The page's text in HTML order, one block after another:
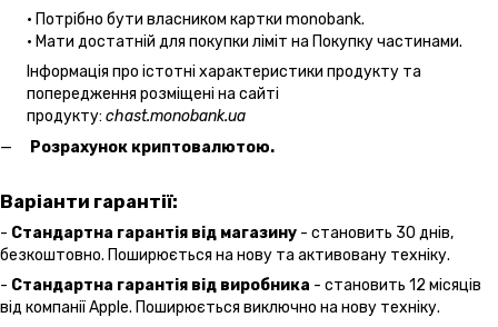
• Потрібно бути власником картки monobank.
• Мати достатній для покупки ліміт на Покупку частинами.
Інформація про істотні характеристики продукту та
попередження розміщені на сайті
продукту: chast.monobank.ua
Розрахунок криптовалютою.
Варіанти гарантії:
- Стандартна гарантія від магазину - становить 30 днів,
безкоштовно. Поширюється на нову та активовану техніку.
- Стандартна гарантія від виробника - становить 12 місяців
від компанії Apple. Поширюється виключно на нову техніку.